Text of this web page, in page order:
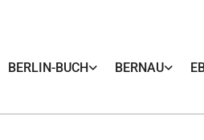
BERLIN-BUCH BERNAU